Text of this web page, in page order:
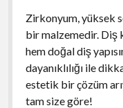
Zirkonyum, yüksek
bir malzemedir. Diş
hem doğal diş
dayanıklılığı ile
estetik bir çözüm
tam size göre!